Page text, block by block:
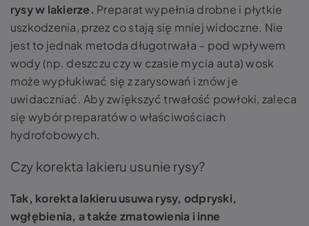
rysy w lakierze. Preparat wypełnia drobne i płytkie
uszkodzenia, przez co stają się mniej widoczne. Nie
jest to jednak metoda długotrwała – pod wpływem
wody (np. deszczu czy w czasie mycia auta) wosk
może wypłukiwać się z zarysowań i znów je
uwidaczniać. Aby zwiększyć trwałość powłoki, zaleca
się wybór preparatów o właściwościach
hydrofobowych.
Czy korekta lakieru usunie rysy?
Tak, korekta lakieru usuwa rysy, odpryski,
wgłębienia, a także zmatowienia i inne